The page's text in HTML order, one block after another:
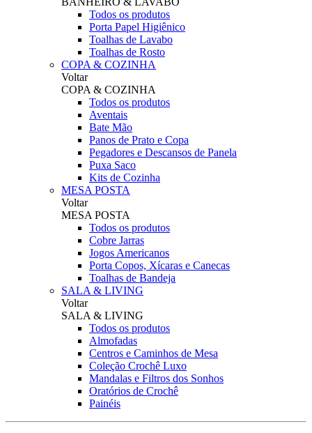
Todos os produtos
Porta Papel Higiênico
Toalhas de Lavabo
Toalhas de Rosto
COPA & COZINHA
Voltar
COPA & COZINHA
Todos os produtos
Aventais
Bate Mão
Panos de Prato e Copa
Pegadores e Descansos de Panela
Puxa Saco
Kits de Cozinha
MESA POSTA
Voltar
MESA POSTA
Todos os produtos
Cobre Jarras
Jogos Americanos
Porta Copos, Xícaras e Canecas
Toalhas de Bandeja
SALA & LIVING
Voltar
SALA & LIVING
Todos os produtos
Almofadas
Centros e Caminhos de Mesa
Coleção Crochê Luxo
Mandalas e Filtros dos Sonhos
Oratórios de Crochê
Painéis